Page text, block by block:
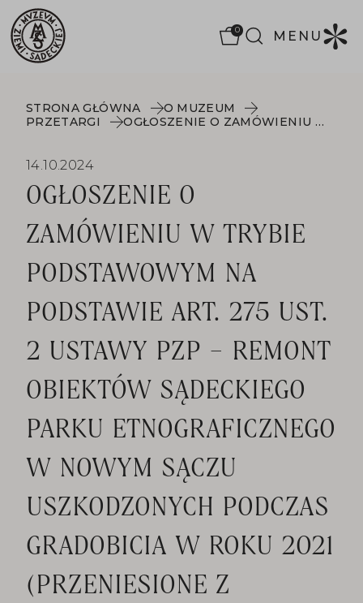
0 MENU
STRONA GŁÓWNA
O MUZEUM
PRZETARGI
OGŁOSZENIE O ZAMÓWIENIU W TRYBIE PODSTAWOWYM NA PODSTAWIE ART. 275 UST. 2 USTAWY PZP – REMONT OBIEKTÓW SĄDECKIEGO PARKU ETNOGRAFICZNEGO W NOWYM SĄCZU USZKODZONYCH PODCZAS GRADOBICIA W ROKU 2021 (PRZENIESIONE Z ARCHIWALNEJ STRONY MUZEUM)
14.10.2024
OGŁOSZENIE O
ZAMÓWIENIU W TRYBIE
PODSTAWOWYM NA
PODSTAWIE ART. 275 UST.
2 USTAWY PZP – REMONT
OBIEKTÓW SĄDECKIEGO
PARKU ETNOGRAFICZNEGO
W NOWYM SĄCZU
USZKODZONYCH PODCZAS
GRADOBICIA W ROKU 2021
(PRZENIESIONE Z